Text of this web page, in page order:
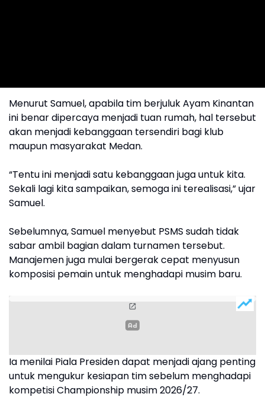
Menurut Samuel, apabila tim berjuluk Ayam Kinantan
ini benar dipercaya menjadi tuan rumah, hal tersebut
akan menjadi kebanggaan tersendiri bagi klub
maupun masyarakat Medan.
“Tentu ini menjadi satu kebanggaan juga untuk kita.
Sekali lagi kita sampaikan, semoga ini terealisasi,” ujar
Samuel.
Sebelumnya, Samuel menyebut PSMS sudah tidak
sabar ambil bagian dalam turnamen tersebut.
Manajemen juga mulai bergerak cepat menyusun
komposisi pemain untuk menghadapi musim baru.
Ia menilai Piala Presiden dapat menjadi ajang penting
untuk mengukur kesiapan tim sebelum menghadapi
kompetisi Championship musim 2026/27.